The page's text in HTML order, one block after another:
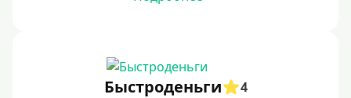
Быстроденьги
4